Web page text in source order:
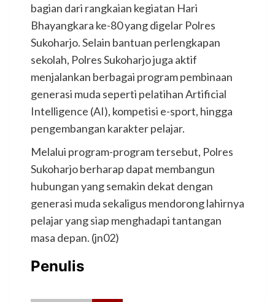
bagian dari rangkaian kegiatan Hari
Bhayangkara ke-80 yang digelar Polres
Sukoharjo. Selain bantuan perlengkapan
sekolah, Polres Sukoharjo juga aktif
menjalankan berbagai program pembinaan
generasi muda seperti pelatihan Artificial
Intelligence (AI), kompetisi e-sport, hingga
pengembangan karakter pelajar.
Melalui program-program tersebut, Polres
Sukoharjo berharap dapat membangun
hubungan yang semakin dekat dengan
generasi muda sekaligus mendorong lahirnya
pelajar yang siap menghadapi tantangan
masa depan. (jn02)
Penulis